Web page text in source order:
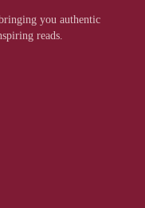
you authentic
reads.